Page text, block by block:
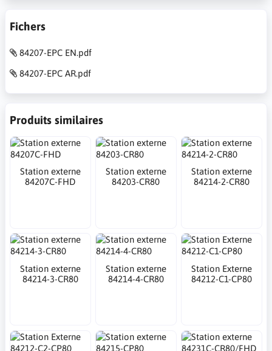
Fichers
84207-EPC EN.pdf
84207-EPC AR.pdf
Produits similaires
Station externe
84207C-FHD
Station externe
84203-CR80
Station externe
84214-2-CR80
Station externe
84214-3-CR80
Station externe
84214-4-CR80
Station Externe
84212-C1-CP80